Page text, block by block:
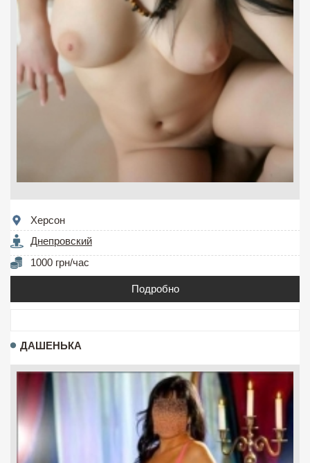
Херсон
Днепровский
1000 грн/час
Подробно
ДАШЕНЬКА